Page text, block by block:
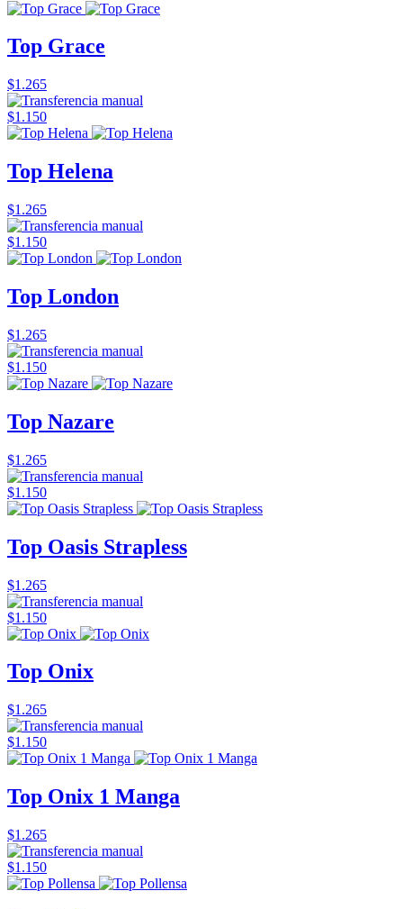
Top Grace
$1.265
$1.150
Top Helena
$1.265
$1.150
Top London
$1.265
$1.150
Top Nazare
$1.265
$1.150
Top Oasis Strapless
$1.265
$1.150
Top Onix
$1.265
$1.150
Top Onix 1 Manga
$1.265
$1.150